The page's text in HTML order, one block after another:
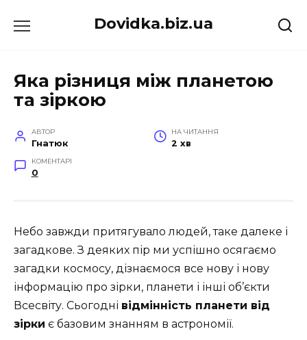
до
Dovidka.biz.ua
Яка різниця між планетою
та зіркою
АВТОР
Гнатюк
НА ЧИТАННЯ
2 хв
КОМЕНТАРІ
0
Небо завжди притягувало людей, таке далеке і
загадкове. З деяких пір ми успішно осягаємо
загадки космосу, дізнаємося все нову і нову
інформацію про зірки, планети і інші об’єкти
Всесвіту. Сьогодні відмінність планети від
зірки є базовим знанням в астрономії.